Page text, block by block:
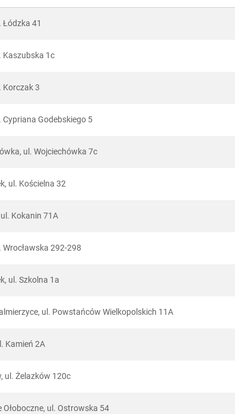
Łódzka 41
Kaszubska 1c
Korczak 3
Cypriana Godebskiego 5
ul. Wojciechówka 7c
ul. Kościelna 32
Kokanin 71A
Wrocławska 292-298
ul. Szkolna 1a
ul. Powstańców Wielkopolskich 11A
Kamień 2A
ul. Żelazków 120c
Ołoboczne, ul. Ostrowska 54